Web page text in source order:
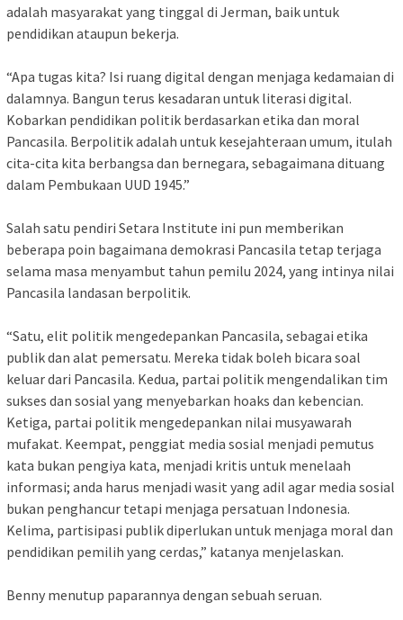
adalah masyarakat yang tinggal di Jerman, baik untuk
pendidikan ataupun bekerja.
“Apa tugas kita? Isi ruang digital dengan menjaga kedamaian di
dalamnya. Bangun terus kesadaran untuk literasi digital.
Kobarkan pendidikan politik berdasarkan etika dan moral
Pancasila. Berpolitik adalah untuk kesejahteraan umum, itulah
cita-cita kita berbangsa dan bernegara, sebagaimana dituang
dalam Pembukaan UUD 1945.”
Salah satu pendiri Setara Institute ini pun memberikan
beberapa poin bagaimana demokrasi Pancasila tetap terjaga
selama masa menyambut tahun pemilu 2024, yang intinya nilai
Pancasila landasan berpolitik.
“Satu, elit politik mengedepankan Pancasila, sebagai etika
publik dan alat pemersatu. Mereka tidak boleh bicara soal
keluar dari Pancasila. Kedua, partai politik mengendalikan tim
sukses dan sosial yang menyebarkan hoaks dan kebencian.
Ketiga, partai politik mengedepankan nilai musyawarah
mufakat. Keempat, penggiat media sosial menjadi pemutus
kata bukan pengiya kata, menjadi kritis untuk menelaah
informasi; anda harus menjadi wasit yang adil agar media sosial
bukan penghancur tetapi menjaga persatuan Indonesia.
Kelima, partisipasi publik diperlukan untuk menjaga moral dan
pendidikan pemilih yang cerdas,” katanya menjelaskan.
Benny menutup paparannya dengan sebuah seruan.